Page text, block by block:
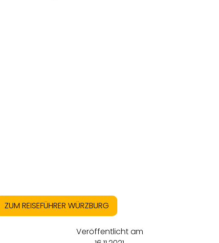
ZUM REISEFÜHRER WÜRZBURG
Veröffentlicht am